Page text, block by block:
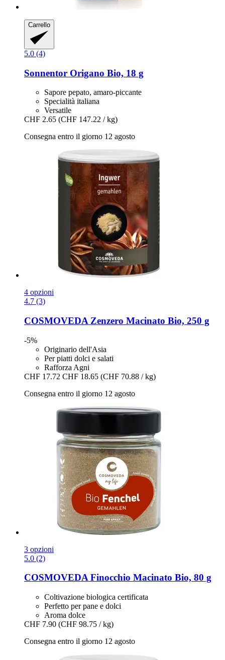
Carrello
5.0 (4)
Sonnentor Origano Bio, 18 g
Sapore pepato, amaro-piccante
Specialità italiana
Versatile
CHF 2.65 (CHF 147.22 / kg)
Consegna entro il giorno 12 agosto
4 opzioni
4.7 (3)
COSMOVEDA Zenzero Macinato Bio, 250 g
-5%
Originario dell'Asia
Per piatti dolci e salati
Rafforza Agni
CHF 17.72 CHF 18.65 (CHF 70.88 / kg)
Consegna entro il giorno 12 agosto
3 opzioni
5.0 (2)
COSMOVEDAFinocchio Macinato Bio, 80 g
Coltivazione biologica certificata
Perfetto per pane e dolci
Aroma dolce
CHF 7.90 (CHF 98.75 / kg)
Consegna entro il giorno 12 agosto